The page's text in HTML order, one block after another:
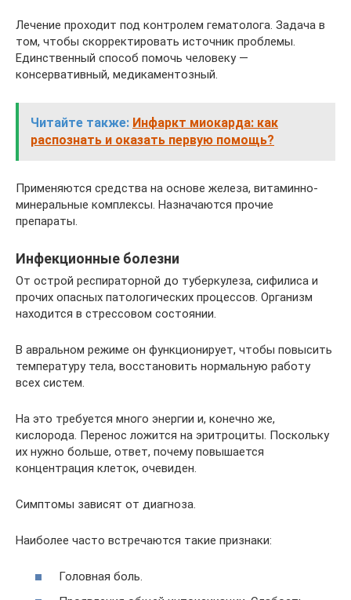
Лечение проходит под контролем гематолога. Задача в
том, чтобы скорректировать источник проблемы.
Единственный способ помочь человеку —
консервативный, медикаментозный.
Читайте также: Инфаркт миокарда: как
распознать и оказать первую помощь?
Применяются средства на основе железа, витаминно-
минеральные комплексы. Назначаются прочие
препараты.
Инфекционные болезни
От острой респираторной до туберкулеза, сифилиса и
прочих опасных патологических процессов. Организм
находится в стрессовом состоянии.
В авральном режиме он функционирует, чтобы повысить
температуру тела, восстановить нормальную работу
всех систем.
На это требуется много энергии и, конечно же,
кислорода. Перенос ложится на эритроциты. Поскольку
их нужно больше, ответ, почему повышается
концентрация клеток, очевиден.
Симптомы зависят от диагноза.
Наиболее часто встречаются такие признаки:
Головная боль.